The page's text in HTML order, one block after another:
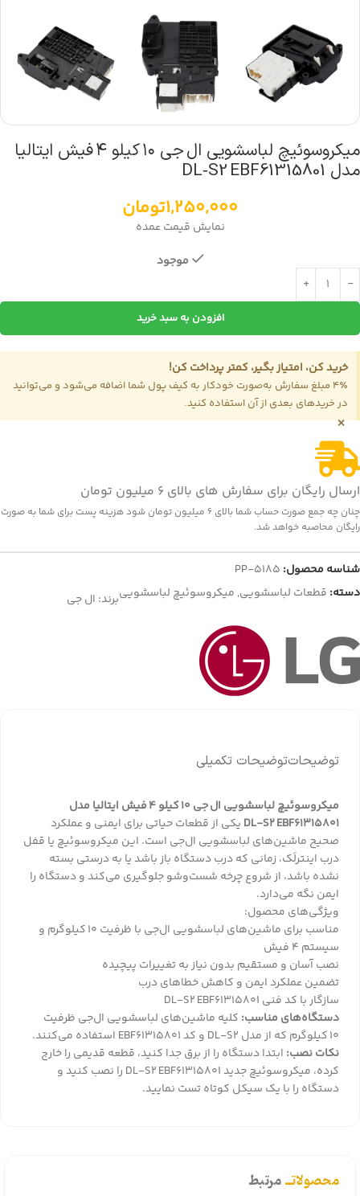
میکروسوئیچ لباسشویی ال جی ۱۰ کیلو ۴ فیش ایتالیا
مدل DL‑S2 EBF61315801
1,250,000تومان
نمایش قیمت عمده
موجود
افزودن به سبد خرید
خرید کن، امتیاز بگیر، کمتر پرداخت کن!
4٪ مبلغ سفارش به‌صورت خودکار به کیف پول شما اضافه می‌شود و می‌توانید
در خریدهای بعدی از آن استفاده کنید.
×
ارسال رایگان برای سفارش های بالای 6 میلیون تومان
چنان چه جمع صورت حساب شما بالای 6 میلیون تومان شود هزینه پست برای شما به صورت
رایگان محاصبه خواهد شد.
شناسه محصول: PP-5185
دسته: قطعات لباسشویی, میکروسوئیچ لباسشوییبرند: ال جی
توضیحاتتوضیحات تکمیلی
میکروسوئیچ لباسشویی ال جی ۱۰ کیلو ۴ فیش ایتالیا مدل
DL‑S2 EBF61315801 یکی از قطعات حیاتی برای ایمنی و عملکرد
صحیح ماشین‌های لباسشویی ال‌جی است. این میکروسوئیچ یا قفل
درب اینترلَک، زمانی که درب دستگاه باز باشد یا به درستی بسته
نشده باشد، از شروع چرخه شست‌وشو جلوگیری می‌کند و دستگاه را
ایمن نگه می‌دارد.
ویژگی‌های محصول:
مناسب برای ماشین‌های لباسشویی ال‌جی با ظرفیت ۱۰ کیلوگرم و
سیستم ۴ فیش
نصب آسان و مستقیم بدون نیاز به تغییرات پیچیده
تضمین عملکرد ایمن و کاهش خطاهای درب
سازگار با کد فنی DL‑S2 EBF61315801
دستگاه‌های مناسب: کلیه ماشین‌های لباسشویی ال‌جی ظرفیت
۱۰ کیلوگرم که از مدل DL‑S2 و کد EBF61315801 استفاده می‌کنند.
نکات نصب: ابتدا دستگاه را از برق جدا کنید، قطعه قدیمی را خارج
کرده، میکروسوئیچ جدید DL‑S2 EBF61315801 را نصب کنید و
دستگاه را با یک سیکل کوتاه تست نمایید.
محصولاتــمرتبط